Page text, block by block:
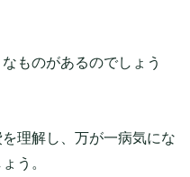
ものがあるのでしょう
理解し、万が一病気にな
う。